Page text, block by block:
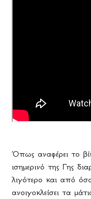
Όπως αναφέρει το
ισημερινό της Γης
λιγότερο και από
ανοιγοκλείσει τα